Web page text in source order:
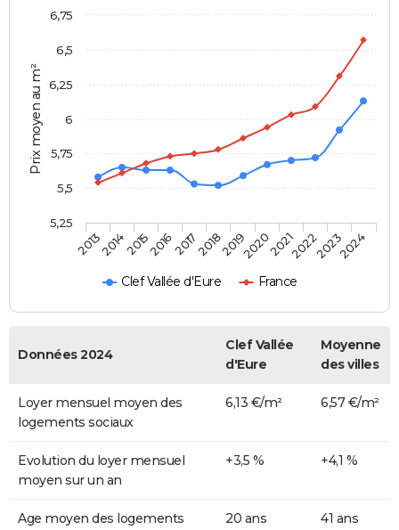
Prix moyen au m²
Clef Vallée d'Eure France
201320142015201620172018201920202021202220232024
5,25
5,5
5,75
6
6,25
6,5
6,75
Données 2024
Clef Vallée
d'Eure
Moyenne
des villes
Loyer mensuel moyen des
logements sociaux
6,13 €/m² 6,57 €/m²
Evolution du loyer mensuel
moyen sur un an
+3,5 % +4,1 %
Age moyen des logements
20 ans 41 ans